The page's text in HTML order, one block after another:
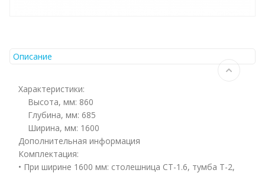
Описание
Характеристики:
Высота, мм: 860
Глубина, мм: 685
Ширина, мм: 1600
Дополнительная информация
Комплектация:
• При ширине 1600 мм: столешница СТ-1.6, тумба Т-2,